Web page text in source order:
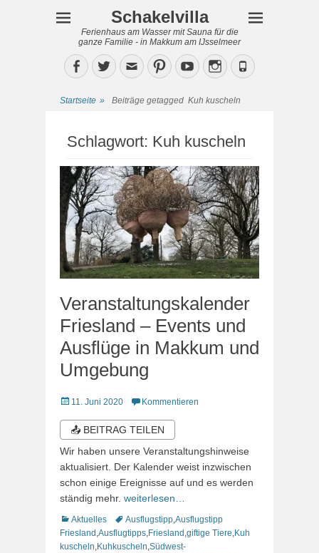
Schakelvilla
Ferienhaus am Wasser mit Sauna für die
ganze Familie - in Makkum am IJsselmeer
Facebook
TwitterEmailPinterestYouTubeInstagram
Phone
Startseite » Beiträge getagged Kuh kuscheln
Schlagwort: Kuh kuscheln
Veranstaltungskalender
Friesland – Events und
Ausflüge in Makkum und
Umgebung
Veröffentlicht
11. Juni 2020 Kommentieren
📤 BEITRAG TEILEN
Wir haben unsere Veranstaltungshinweise
aktualisiert. Der Kalender weist inzwischen
schon einige Ereignisse auf und es werden
ständig mehr. weiterlesen…
Kategorien
Aktuelles Schlagworte
Ausflugstipp Ausflugstipp
Friesland Ausflugtipps Friesland giftige Tiere Kuh
kuscheln Kuhkuscheln Südwest-